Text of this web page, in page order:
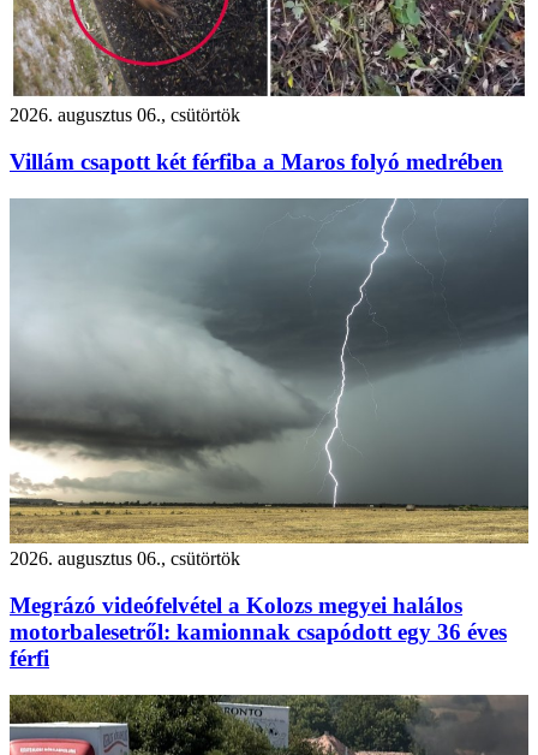
2026. augusztus 06., csütörtök
Villám csapott két férfiba a Maros folyó medrében
2026. augusztus 06., csütörtök
Megrázó videófelvétel a Kolozs megyei halálos
motorbalesetről: kamionnak csapódott egy 36 éves
férfi